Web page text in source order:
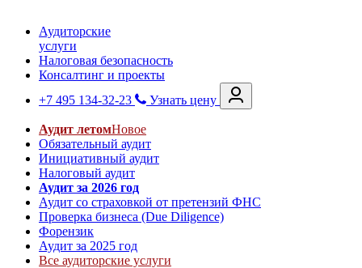
Аудиторские
услуги
Налоговая безопасность
Консалтинг и проекты
+7 495 134-32-23
Узнать цену
Аудит летомНовое
Обязательный аудит
Инициативный аудит
Налоговый аудит
Аудит за 2026 год
Аудит со страховкой от претензий ФНС
Проверка бизнеса (Due Diligence)
Форензик
Аудит за 2025 год
Все аудиторские услуги